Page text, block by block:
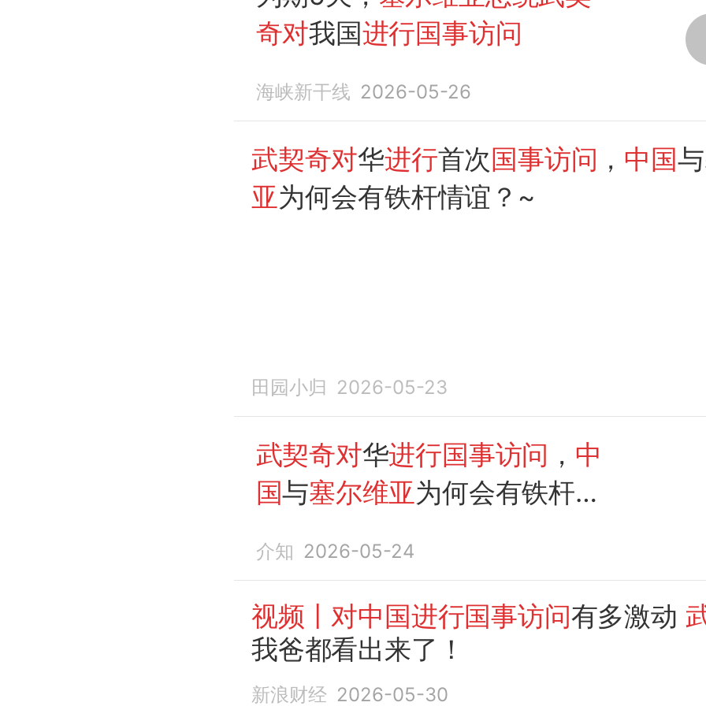
奇对我国进行国事访问
海峡新干线 2026-05-26
武契奇对华进行首次国事访问 ， 中国与
亚为何会有铁杆情谊？~
田园小归 2026-05-23
武契奇对华进行国事访问 ， 中
国与塞尔维亚为何会有铁杆情
介知 2026-05-24
视频丨对中国进行国事访问有多激动
我爸都看出来了！
新浪财经 2026-05-30